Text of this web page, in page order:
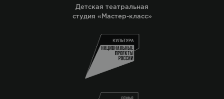
Детская театральная
студия «Мастер-класс»